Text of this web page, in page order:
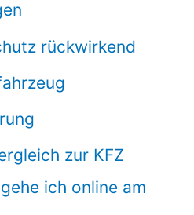
rückwirkend
zur KFZ
ich online am